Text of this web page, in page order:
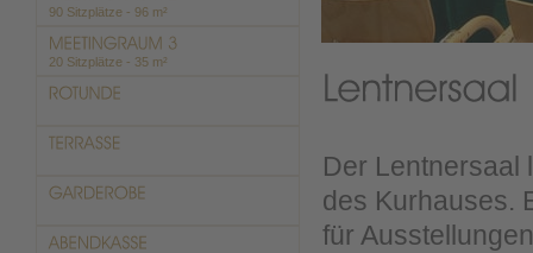
90 Sitzplätze - 96 m²
20 Sitzplätze - 35 m²
Der Lentnersaal
des Kurhauses.
für